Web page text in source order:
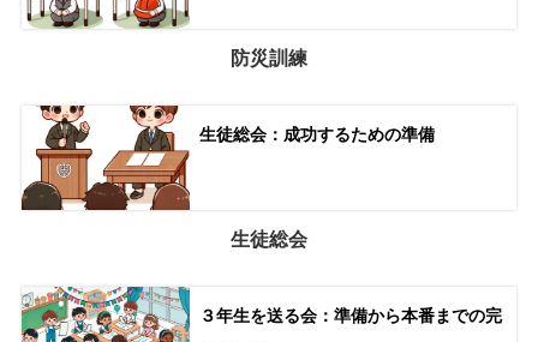
防災訓練
生徒総会：成功するための準備
生徒総会
３年生を送る会：準備から本番までの完